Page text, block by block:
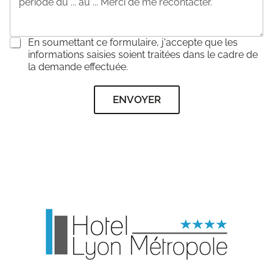
C
En soumettant ce formulaire, j'accepte que les
informations saisies soient traitées dans le cadre de
la demande effectuée.
ENVOYER